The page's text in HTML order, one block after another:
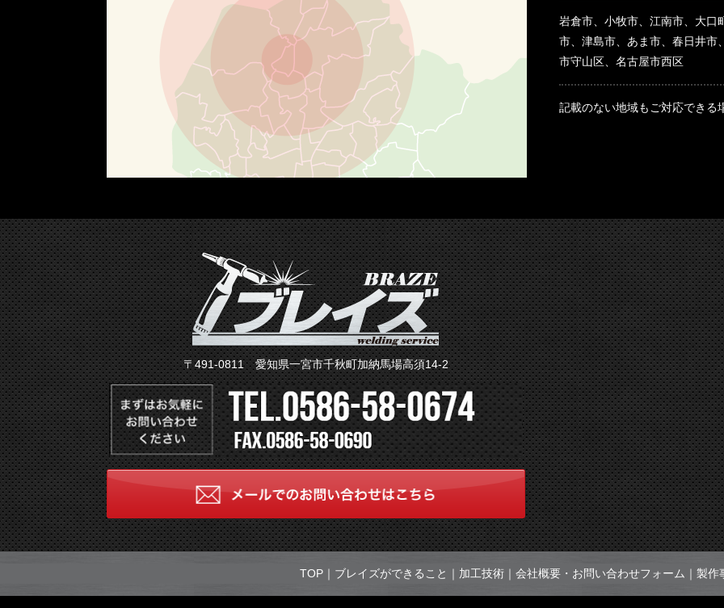
岩倉市、小牧市、江南市、大口
市、津島市、あま市、春日井市
市守山区、名古屋市西区
記載のない地域もご対応できる
〒491-0811 愛知県一宮市千秋町加納馬場高須14-2
TOP｜ ブレイズができること ｜ 加工技術｜ 会社概要・お問い合わせフォーム ｜ 製作